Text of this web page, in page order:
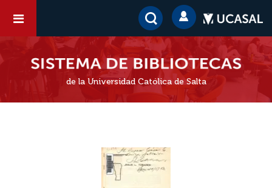
de la Universidad Católica de Salta